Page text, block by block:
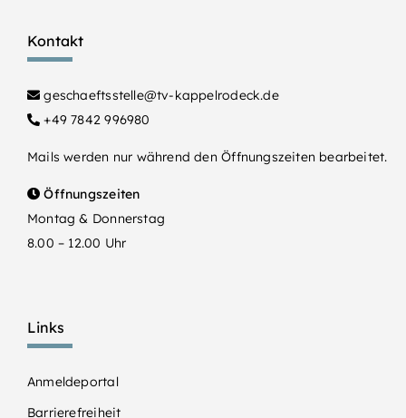
Kontakt
geschaeftsstelle@tv-kappelrodeck.de
+49 7842 996980
Mails werden nur während den Öffnungszeiten bearbeitet.
Öffnungszeiten
Montag & Donnerstag
8.00 – 12.00 Uhr
Links
Anmeldeportal
Barrierefreiheit